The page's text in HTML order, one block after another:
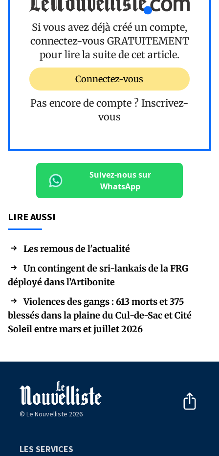
Si vous avez déjà créé un compte,
connectez-vous GRATUITEMENT
pour lire la suite de cet article.
Connectez-vous
Pas encore de compte ? Inscrivez-
vous
Suivez-nous sur
WhatsApp
LIRE AUSSI
Les remous de l'actualité
Un contingent de sri-lankais de la FRG
déployé dans l’Artibonite
Violences des gangs : 613 morts et 375
blessés dans la plaine du Cul-de-Sac et Cité
Soleil entre mars et juillet 2026
© Le Nouvelliste 2026
LES SERVICES